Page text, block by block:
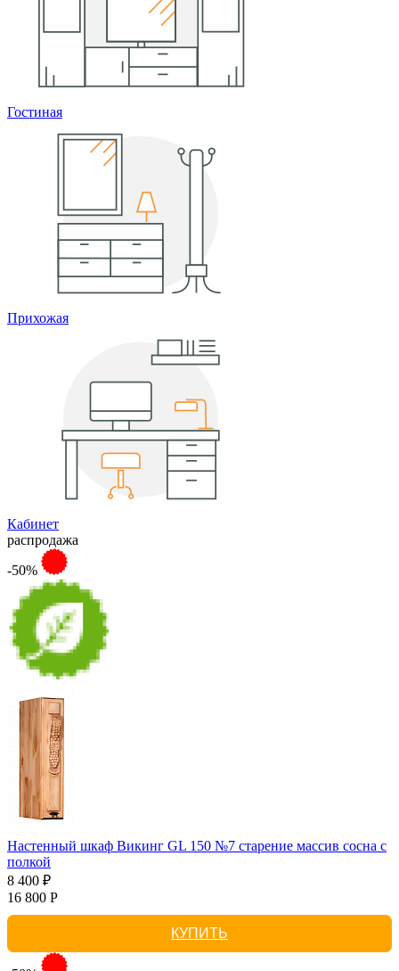
Гостиная
Прихожая
Кабинет
распродажа
-50%
Настенный шкаф Викинг GL 150 №7 старение массив сосна с
полкой
8 400 ₽
16 800 Р
КУПИТЬ